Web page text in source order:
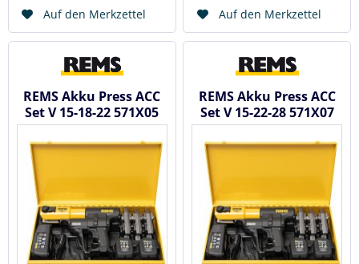
Auf den Merkzettel
Auf den Merkzettel
REMS Akku Press ACC
Set V 15-18-22 571X05
R220 - Akku
Radialpresse...
REMS Akku Press ACC
Set V 15-22-28 571X07
R220 - Akku
Radialpresse...